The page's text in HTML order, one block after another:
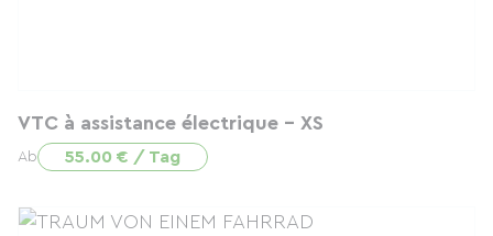
VTC à assistance électrique - XS
Ab 55.00 € / Tag